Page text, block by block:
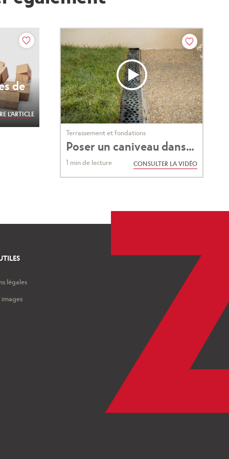
de
L'ARTICLE
Terrassement et fondations
Poser un caniveau dans
son jardin (Vidéo)
1 min de lecture CONSULTER LA VIDÉO
légales